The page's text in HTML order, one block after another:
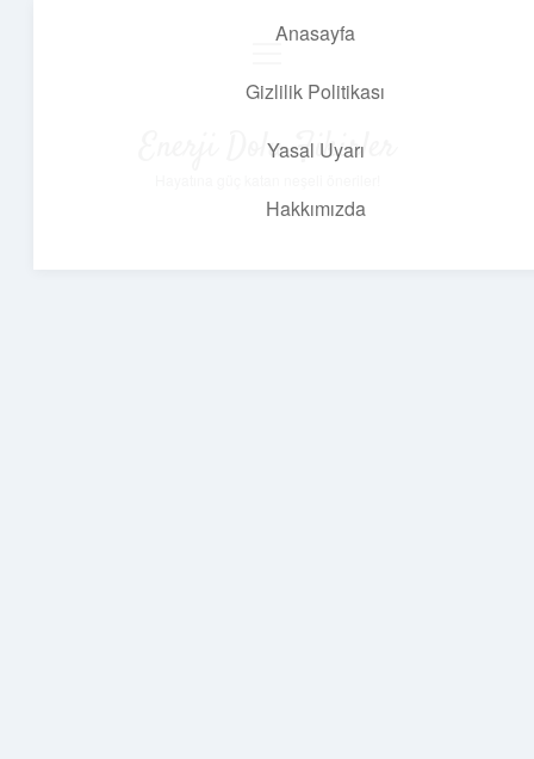
Anasayfa
Gizlilik Politikası
Yasal Uyarı
Hakkımızda
Enerji Dolu Fikirler